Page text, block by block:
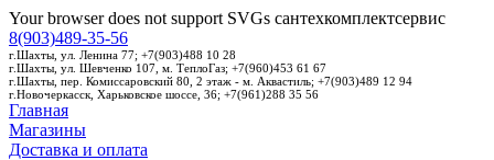
Your browser does not support SVGs сантехкомплектсервис
8(903)489-35-56
г.Шахты, ул. Ленина 77; +7(903)488 10 28
г.Шахты, ул. Шевченко 107, м. ТеплоГаз; +7(960)453 61 67
г.Шахты, пер. Комиссаровский 80, 2 этаж - м. Аквастиль; +7(903)489 12 94
г.Новочеркасск, Харьковское шоссе, 36; +7(961)288 35 56
Главная
Магазины
Доставка и оплата